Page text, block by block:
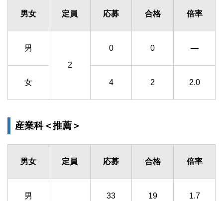
男女 定員 応募 合格 倍率
男
2
0 0 ―
女 4 2 2.0
産業科＜推薦＞
男女 定員 応募 合格 倍率
男
33 19 1.7